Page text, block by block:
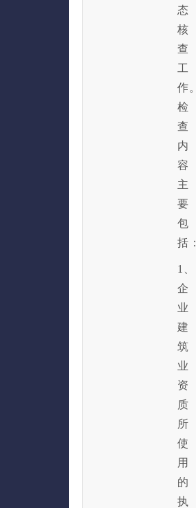
态
核
查
工
作。
检
查
内
容
主
要
包
括：
1、
企
业
建
筑
业
资
质
所
使
用
的
执